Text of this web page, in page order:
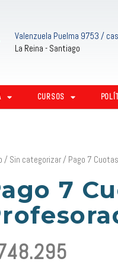
Valenzuela Puelma 9753 /
La Reina - Santiago
CURSOS
/ Sin categorizar/ Pago 7
7